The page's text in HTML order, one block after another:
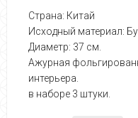
Страна: Китай
Исходный материал:
Диаметр: 37 см.
Ажурная
интерьера.
в наборе 3 штуки.